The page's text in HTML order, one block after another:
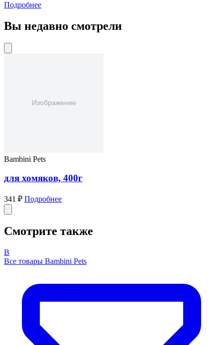
Подробнее
Вы недавно смотрели
Bambini Pets
для хомяков, 400г
341 ₽ Подробнее
Смотрите также
B
Все товары Bambini Pets